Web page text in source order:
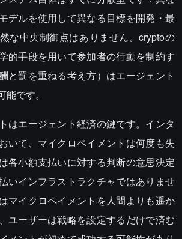
デルを使用して異なる目標を開発・最
な中央制御点はありません。cryptoの
的手段を用いて参加者の行動を制約す
と罰を重ねる考え方）はエージェント
です。
はエージェント経済の鍵です。インタ
いて、マイクロペイメントは何度も失
各小額支払いに対する判断の意思決定
いインフラストラクチャではありませ
マイクロペイメントを人間よりも遥か
ユーザーは戦略を設定するだけで済む